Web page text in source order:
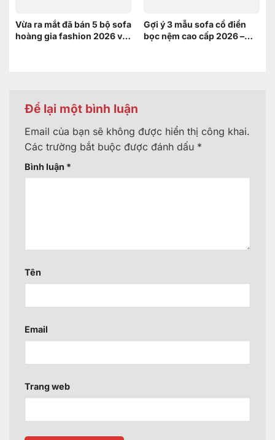
Vừa ra mắt đã bán 5 bộ sofa
hoàng gia fashion 2026 và
Gợi ý 3 mẫu sofa cổ điển
bọc nệm cao cấp 2026 –
Để lại một bình luận
Email của bạn sẽ không được hiển thị công khai.
Các trường bắt buộc được đánh dấu *
Bình luận *
Tên
Email
Trang web